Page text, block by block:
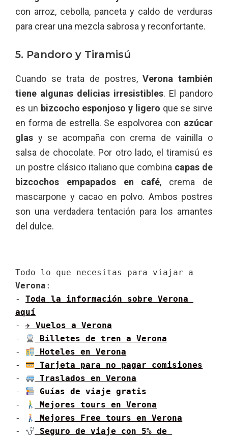
con arroz, cebolla, panceta y caldo de verduras
para crear una mezcla sabrosa y reconfortante.
5. Pandoro y Tiramisú
Cuando se trata de postres,Verona también
tiene algunas delicias irresistibles. El pandoro
es un bizcocho esponjoso y ligero que se sirve
en forma de estrella. Se espolvorea con azúcar
glas y se acompaña con crema de vainilla o
salsa de chocolate. Por otro lado, el tiramisú es
un postre clásico italiano que combina capas de
bizcochos empapados en café, crema de
mascarpone y cacao en polvo. Ambos postres
son una verdadera tentación para los amantes
del dulce.
Verona :
- Toda la información sobre Verona
aquí
- ✈ Vuelos a Verona
-
Billetes de tren a Verona
-
Hoteles en Verona
-
Tarjeta para no pagar comisiones
-
Traslados en Verona
-
Guías de viaje gratis
-
Mejores tours en Verona
-
Mejores Free tours en Verona
-
Seguro de viaje con 5% de